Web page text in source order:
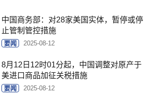
中国商务部：对28家美国实体，暂停或停
止管制管控措施
要闻 2025-08-12
8月12日12时01分起，中国调整对原产于
美进口商品加征关税措施
要闻 2025-08-12